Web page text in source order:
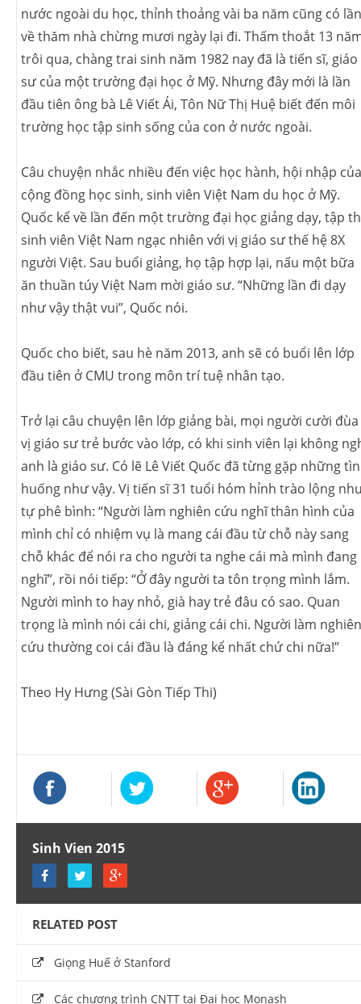
nước ngoài du học, thỉnh thoảng vài ba năm cũng có lần
về thăm nhà chừng mươi ngày lại đi. Thấm thoắt 13
trôi qua, chàng trai sinh năm 1982 nay đã là tiến sĩ, giáo
sư của một trường đại học ở Mỹ. Nhưng đây mới là lần
đầu tiên ông bà Lê Viết Ái, Tôn Nữ Thị Huệ biết đến môi
trường học tập sinh sống của con ở nước ngoài.
Câu chuyện nhắc nhiều đến việc học hành, hội nhập của
cộng đồng học sinh, sinh viên Việt Nam du học ở Mỹ.
Quốc kể về lần đến một trường đại học giảng dạy, tập
sinh viên Việt Nam ngạc nhiên với vị giáo sư thế hệ 8X
người Việt. Sau buổi giảng, họ tập hợp lại, nấu một bữa
ăn thuần túy Việt Nam mời giáo sư. “Những lần đi dạy
như vậy thật vui”, Quốc nói.
Quốc cho biết, sau hè năm 2013, anh sẽ có buổi lên lớp
đầu tiên ở CMU trong môn trí tuệ nhân tạo.
Trở lại câu chuyện lên lớp giảng bài, mọi người cười đùa
vị giáo sư trẻ bước vào lớp, có khi sinh viên lại không
anh là giáo sư. Có lẽ Lê Viết Quốc đã từng gặp những
huống như vậy. Vị tiến sĩ 31 tuổi hóm hỉnh trào lộng
tự phê bình: “Người làm nghiên cứu nghĩ thân hình của
mình chỉ có nhiệm vụ là mang cái đầu từ chỗ này sang
chỗ khác để nói ra cho người ta nghe cái mà mình đang
nghĩ”, rồi nói tiếp: “Ở đây người ta tôn trọng mình lắm.
Người mình to hay nhỏ, già hay trẻ đâu có sao. Quan
trọng là mình nói cái chi, giảng cái chi. Người làm nghiên
cứu thường coi cái đầu là đáng kể nhất chứ chi nữa!”
Theo Hy Hưng (Sài Gòn Tiếp Thi)
Sinh Vien 2015
RELATED POST
Giọng Huế ở Stanford
Các chương trình CNTT tại Đại học Monash